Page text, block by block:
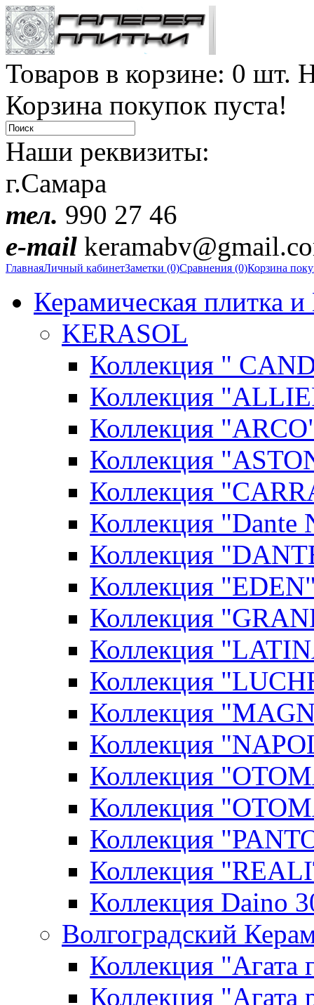
Товаров в корзине: 0 шт.
Корзина покупок пуста!
Наши реквизиты:
г.Самара
тел. 990 27 46
e-mail
ГлавнаяЛичный кабинетЗаметки (0)Сравнения (0)Корзина
Керамическая плитка
KERASOL
Коллекция "
Коллекция
Коллекция
Коллекция
Коллекция
Коллекция "Dante
Коллекция
Коллекция
Коллекция
Коллекция
Коллекция
Коллекция
Коллекция
Коллекция
Коллекция
Коллекция
Коллекция
Коллекция Daino
Волгоградский
Коллекция "Агата
Коллекция "Агата